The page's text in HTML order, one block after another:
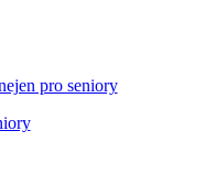
pro seniory